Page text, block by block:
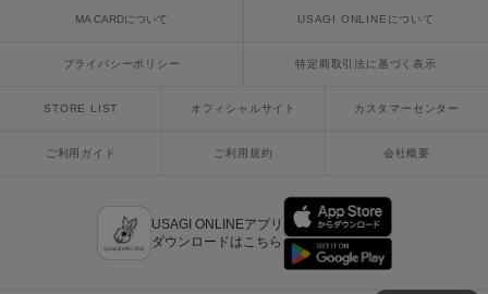
THE NORTH FACE
MA CARDについて USAGI ONLINEについて
プライバシーポリシー 特定商取引法に基づく表示
STORE LIST オフィシャルサイト カスタマーセンター
ご利用ガイド ご利用規約 会社概要
USAGI ONLINEアプリ
ダウンロードはこちら